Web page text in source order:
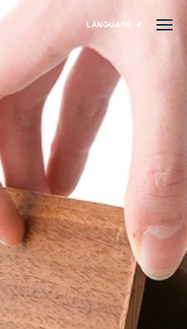
اختر اللغة
LANGUAGE